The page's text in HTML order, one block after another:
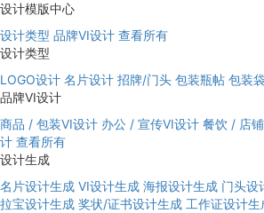
设计模版中心
设计类型 品牌VI设计 查看所有
设计类型
LOGO设计 名片设计 招牌/门头 包装瓶帖 包装
品牌VI设计
商品 / 包装VI设计 办公 / 宣传VI设计 餐饮 / 店
计 查看所有
设计生成
名片设计生成 VI设计生成 海报设计生成 门头设
拉宝设计生成 奖状/证书设计生成 工作证设计生